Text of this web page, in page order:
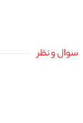
سوال و نظر